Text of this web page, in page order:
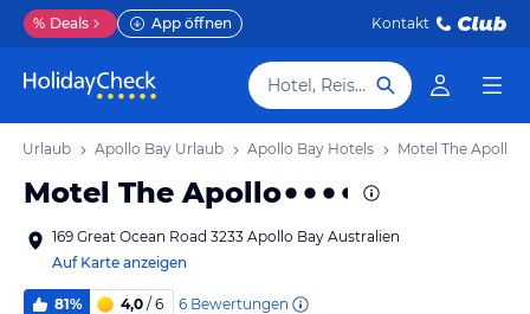
% Deals App öffnen Kontakt
Hotel, Reiseziel
Urlaub Apollo Bay Urlaub Apollo Bay Hotels Motel The Apollo
Motel The Apollo
169 Great Ocean Road 3233 Apollo Bay Australien
Auf Karte anzeigen
81% 4,0 / 6 6 Bewertungen